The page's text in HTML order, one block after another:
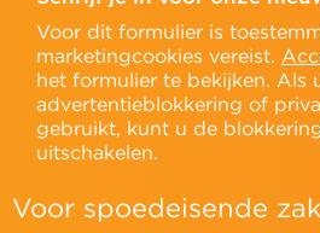
Voor dit formulier is
marketingcookies vereist.
het formulier te bekijken. Als
advertentieblokkering of
gebruikt, kunt u de
uitschakelen.
Voor spoedeisende